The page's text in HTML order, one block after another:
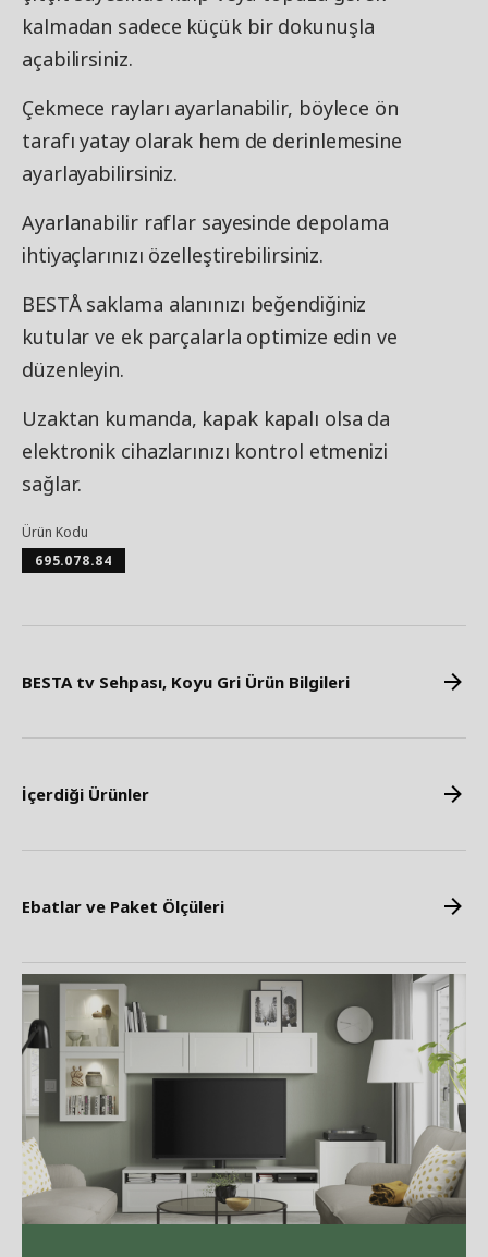
kalmadan sadece küçük bir dokunuşla
açabilirsiniz.
Çekmece rayları ayarlanabilir, böylece ön
tarafı yatay olarak hem de derinlemesine
ayarlayabilirsiniz.
Ayarlanabilir raflar sayesinde depolama
ihtiyaçlarınızı özelleştirebilirsiniz.
BESTÅ saklama alanınızı beğendiğiniz
kutular ve ek parçalarla optimize edin ve
düzenleyin.
Uzaktan kumanda, kapak kapalı olsa da
elektronik cihazlarınızı kontrol etmenizi
sağlar.
Ürün Kodu
695.078.84
BESTA tv Sehpası, Koyu Gri Ürün Bilgileri
İçerdiği Ürünler
Ebatlar ve Paket Ölçüleri